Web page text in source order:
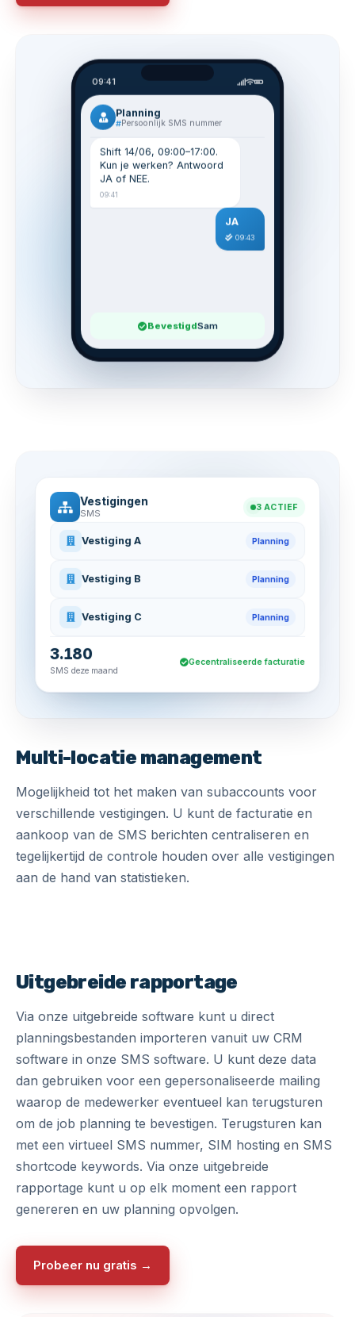
09:41
Planning
Persoonlijk SMS nummer
Shift 14/06, 09:00–17:00.
Kun je werken? Antwoord
JA of NEE.
09:41
JA
09:43
BevestigdSam
Vestigingen
SMS
3 ACTIEF
Vestiging A Planning
Vestiging B Planning
Vestiging C Planning
3.180
SMS deze maand
Gecentraliseerde facturatie
Multi-locatie management
Mogelijkheid tot het maken van subaccounts voor
verschillende vestigingen. U kunt de facturatie en
aankoop van de SMS berichten centraliseren en
tegelijkertijd de controle houden over alle vestigingen
aan de hand van statistieken.
Uitgebreide rapportage
Via onze uitgebreide software kunt u direct
planningsbestanden importeren vanuit uw CRM
software in onze SMS software. U kunt deze data
dan gebruiken voor een gepersonaliseerde mailing
waarop de medewerker eventueel kan terugsturen
om de job planning te bevestigen. Terugsturen kan
met een virtueel SMS nummer, SIM hosting en SMS
shortcode keywords. Via onze uitgebreide
rapportage kunt u op elk moment een rapport
genereren en uw planning opvolgen.
Probeer nu gratis →